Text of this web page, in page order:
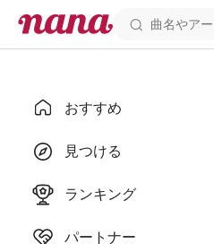
おすすめ
見つける
ランキング
パートナー